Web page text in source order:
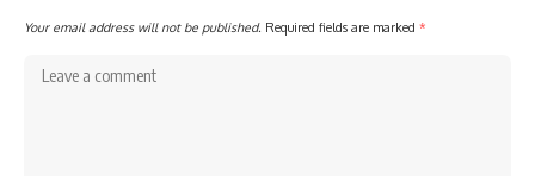
Your email address will not be published. Required fields are marked *